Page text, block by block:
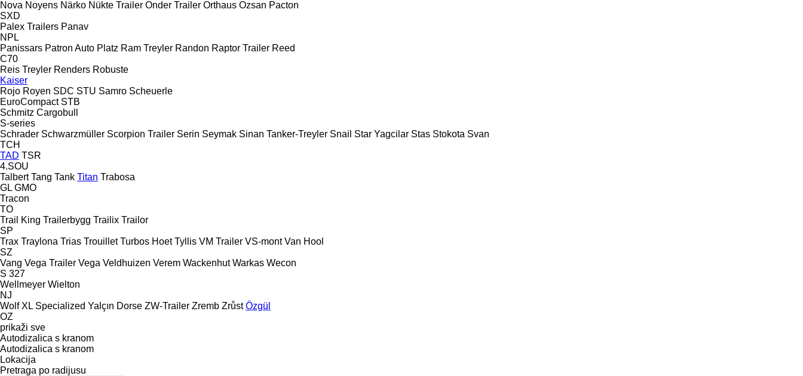
Nova Noyens Närko Nükte Trailer Onder Trailer Orthaus Ozsan Pacton
SXD
Palex Trailers Panav
NPL
Panissars Patron Auto Platz Ram Treyler Randon Raptor Trailer Reed
C70
Reis Treyler Renders Robuste
Kaiser
Rojo Royen SDC STU Samro Scheuerle
EuroCompact STB
Schmitz Cargobull
S-series
Schrader Schwarzmüller Scorpion Trailer Serin Seymak Sinan Tanker-Treyler Snail Star Yagcilar Stas Stokota Svan
TCH
TAD TSR
4.SOU
Talbert Tang Tank Titan Trabosa
GL GMO
Tracon
TO
Trail King Trailerbygg Trailix Trailor
SP
Trax Traylona Trias Trouillet Turbos Hoet Tyllis VM Trailer VS-mont Van Hool
SZ
Vang Vega Trailer Vega Veldhuizen Verem Wackenhut Warkas Wecon
S 327
Wellmeyer Wielton
NJ
Wolf XL Specialized Yalçın Dorse ZW-Trailer Zremb Zrůst Özgül
OZ
prikaži sve
Autodizalica s kranom
Autodizalica s kranom
Lokacija
Pretraga po radijusu